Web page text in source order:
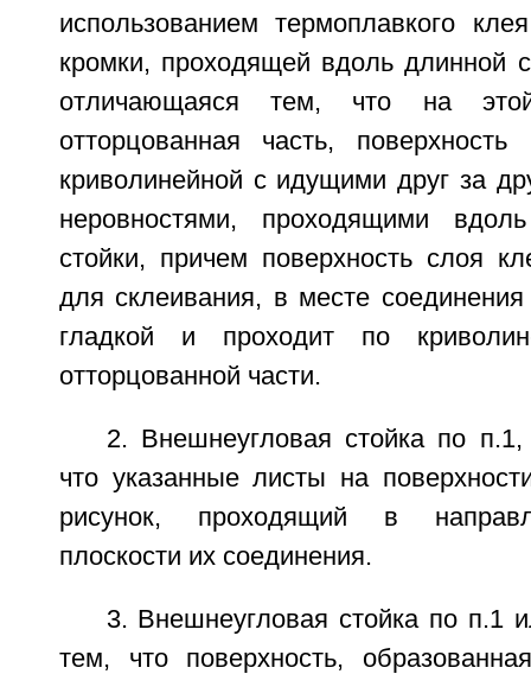
использованием термоплавкого
кромки, проходящей вдоль длинной
отличающаяся тем, что на
отторцованная часть,
криволинейной с идущими друг за
неровностями, проходящими
стойки, причем поверхность слоя
для склеивания, в месте
гладкой и проходит по
отторцованной части.
2. Внешнеугловая стойка по
что указанные листы на
рисунок, проходящий в
плоскости их соединения.
3. Внешнеугловая стойка по п.1
тем, что поверхность,